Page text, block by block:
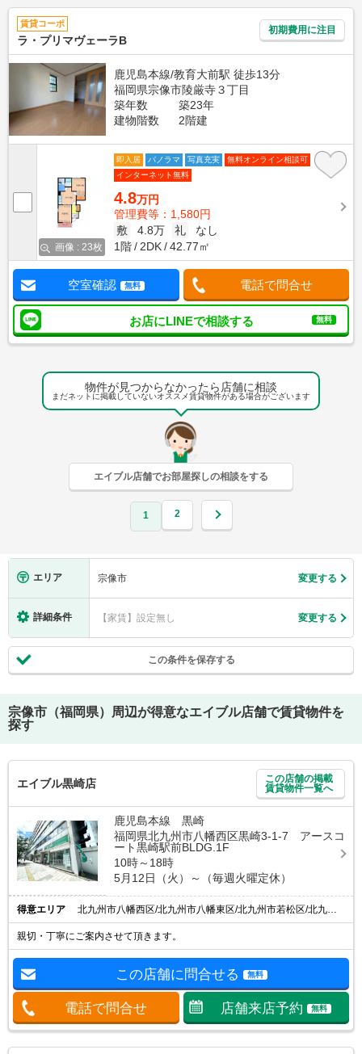
賃貸コーポ
ラ・プリマヴェーラB
初期費用に注目
鹿児島本線/教育大前駅 徒歩13分
福岡県宗像市陵厳寺３丁目
築年数
築23年
建物階数
2階建
画像 : 23枚
即入居 パノラマ 写真充実
無料オンライン相談可
インターネット無料
4.8万円
管理費等：1,580円
敷
4.8万 礼
なし
1階
2DK 42.77㎡
空室確認 無料 電話で問合せ
お店にLINEで相談する 無料
物件が見つからなかったら店舗に相談
まだネットに掲載していないオススメ賃貸物件がある場合がございます
エイブル店舗でお部屋探しの相談をする
1 2
エリア 宗像市 変更する
詳細条件 【家賃】設定無し 変更する
この条件を保存する
宗像市（福岡県）
周辺が得意なエイブル店舗で賃貸物件を
探す
エイブル黒崎店
この店舗の掲載
賃貸物件一覧へ
鹿児島本線 黒崎
福岡県北九州市八幡西区黒崎3-1-7 アースコ
ート黒崎駅前BLDG.1F
10時～18時
5月12日（火）～（毎週火曜定休）
得意エリア 北九州市八幡西区/北九州市八幡東区/北九州市若松区/北九州市戸畑区/直方市
親切・丁寧にご案内させて頂きます。
この店舗に問合せる 無料
電話で問合せ 店舗来店予約 無料